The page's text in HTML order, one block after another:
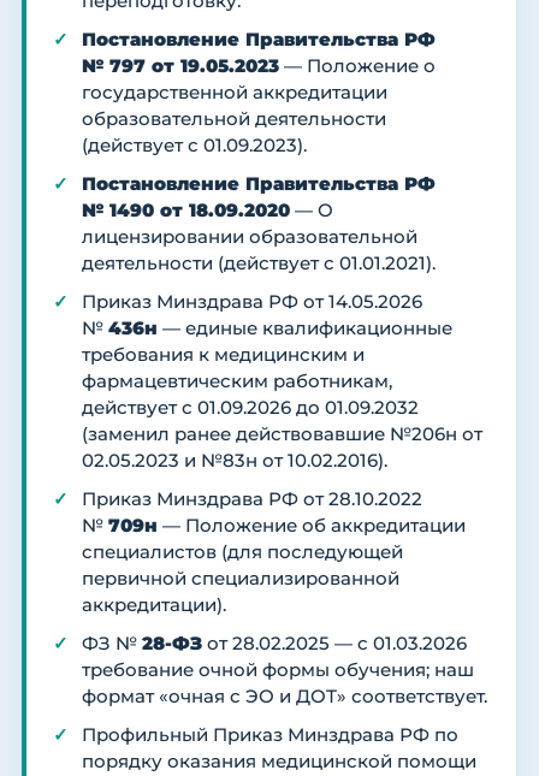
Постановление Правительства РФ
№ 797 от 19.05.2023 — Положение о
государственной аккредитации
образовательной деятельности
(действует с 01.09.2023).
Постановление Правительства РФ
№ 1490 от 18.09.2020 — О
лицензировании образовательной
деятельности (действует с 01.01.2021).
Приказ Минздрава РФ от 14.05.2026
№ 436н — единые квалификационные
требования к медицинским и
фармацевтическим работникам,
действует с 01.09.2026 до 01.09.2032
(заменил ранее действовавшие №206н от
02.05.2023 и №83н от 10.02.2016).
Приказ Минздрава РФ от 28.10.2022
№ 709н — Положение об аккредитации
специалистов (для последующей
первичной специализированной
аккредитации).
ФЗ № 28-ФЗ от 28.02.2025 — с 01.03.2026
требование очной формы обучения; наш
формат «очная с ЭО и ДОТ» соответствует.
Профильный Приказ Минздрава РФ по
порядку оказания медицинской помощи